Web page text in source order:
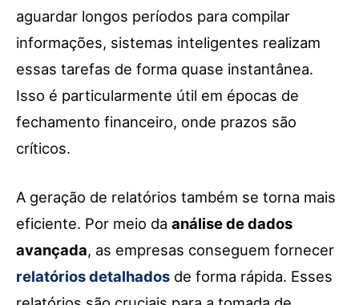
aguardar longos períodos para compilar
informações, sistemas inteligentes realizam
essas tarefas de forma quase instantânea.
Isso é particularmente útil em épocas de
fechamento financeiro, onde prazos são
críticos.
A geração de relatórios também se torna mais
eficiente. Por meio da análise de dados
avançada, as empresas conseguem fornecer
relatórios detalhados de forma rápida. Esses